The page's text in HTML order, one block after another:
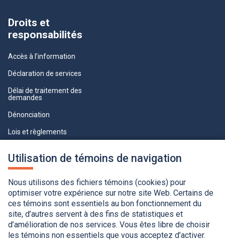
Utilisation de témoins de navigation
Nous utilisons des fichiers témoins (cookies) pour
optimiser votre expérience sur notre site Web. Certains de
ces témoins sont essentiels au bon fonctionnement du
site, d’autres servent à des fins de statistiques et
d’amélioration de nos services. Vous êtes libre de choisir
les témoins non essentiels que vous acceptez d’activer.
Droits et
responsabilités
Accès à l’information
Déclaration de services
Délai de traitement des
demandes
Dénonciation
Lois et règlements
professionnelle
Accessibilité
Application de la Charte de la langue française